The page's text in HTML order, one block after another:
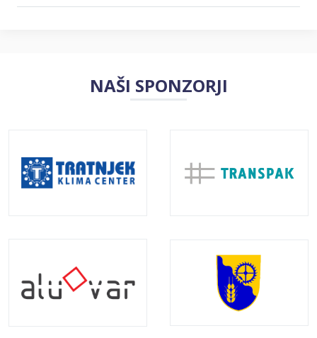
NAŠI SPONZORJI